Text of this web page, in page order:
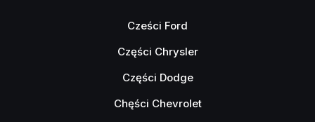
Cześci Ford
Części Chrysler
Części Dodge
Chęści Chevrolet